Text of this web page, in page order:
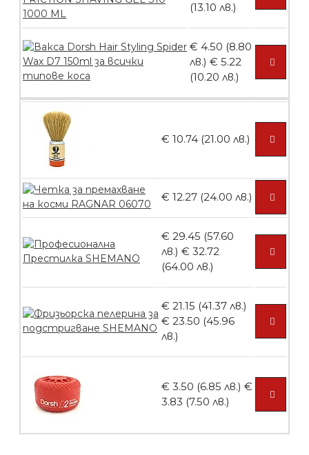
БЕЗПЛАТНО
Пила тип ренде 2в1
БЕЗПЛАТНО
(13.10 лв.)
€ 4.50 (8.80
лв.) € 5.22
(10.20 лв.)
€ 10.74 (21.00 лв.)
€ 12.27 (24.00 лв.)
€ 29.45 (57.60
лв.) € 32.72
(64.00 лв.)
€ 21.15 (41.37 лв.)
€ 23.50 (45.96
лв.)
€ 3.50 (6.85 лв.) €
3.83 (7.50 лв.)